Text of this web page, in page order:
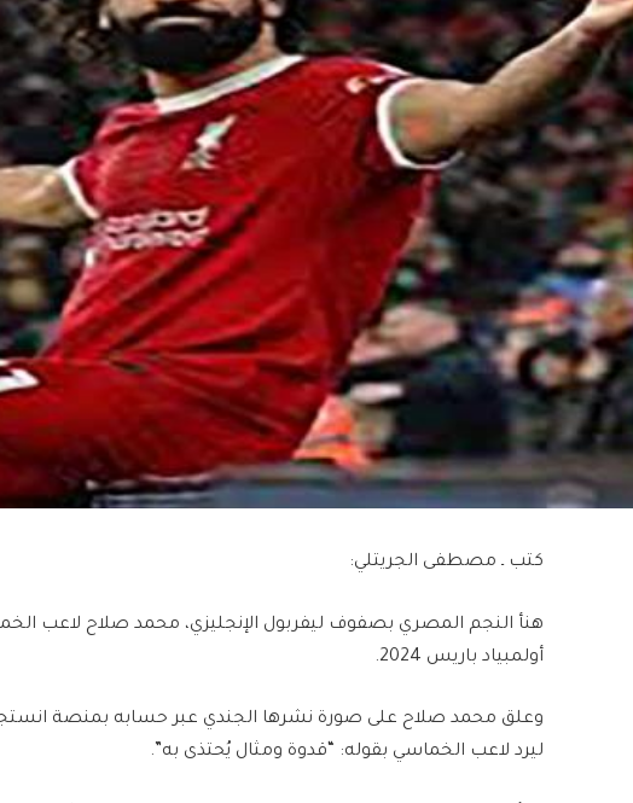
كتب ـ مصطفى الجريتلي:
هنأ النجم المصري بصفوف ليفربول الإنجليزي، محمد صلاح لاعب
أولمبياد باريس 2024.
ليرد لاعب الخماسي بقوله: “قدوة ومثال يُحتذى به”.